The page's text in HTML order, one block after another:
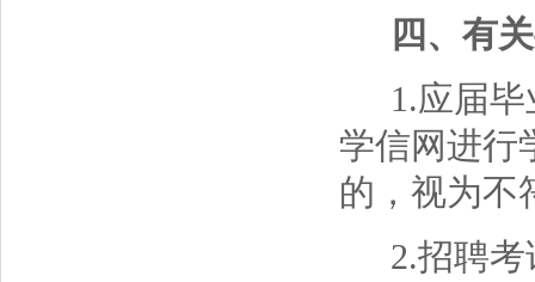
四、有
1.应届
学信网进行
的，视为不
2.招聘